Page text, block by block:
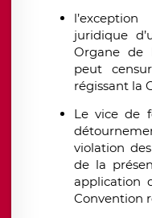
juridique
Organe de
peut
régissant la
Le vice de
violation
de la
application
Convention